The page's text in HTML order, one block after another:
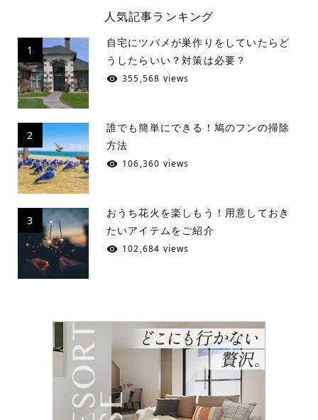
人気記事ランキング
1
自宅にツバメが巣作りをしていたらど
うしたらいい？対策は必要？
355,568 views
2
誰でも簡単にできる！鳩のフンの掃除
方法
106,360 views
3
おうち花火を楽しもう！用意しておき
たいアイテムをご紹介
102,684 views